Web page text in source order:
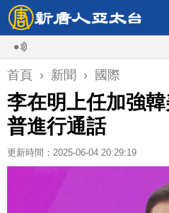
首頁 › 新聞 › 國際
李在明上任加強
普進行通話
更新時間：2025-06-04 20:29:19